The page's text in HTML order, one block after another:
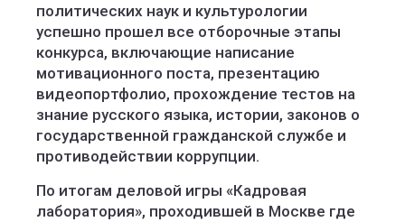
политических наук и культурологии
успешно прошел все отборочные этапы
конкурса, включающие написание
мотивационного поста, презентацию
видеопортфолио, прохождение тестов на
знание русского языка, истории, законов о
государственной гражданской службе и
противодействии коррупции.
По итогам деловой игры «Кадровая
лаборатория», проходившей в Москве где